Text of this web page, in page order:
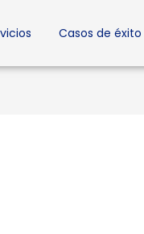
Casos de éxito